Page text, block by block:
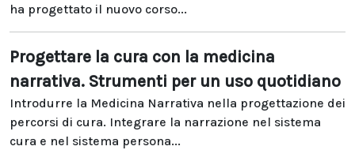
ha progettato il nuovo corso...
Progettare la cura con la medicina
narrativa. Strumenti per un uso quotidiano
Introdurre la Medicina Narrativa nella progettazione dei
percorsi di cura. Integrare la narrazione nel sistema
cura e nel sistema persona...